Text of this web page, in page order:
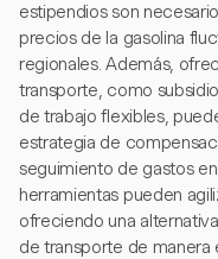
estipendios son
precios de la gasolina
regionales. Además,
transporte, como
de trabajo flexibles,
estrategia de
seguimiento de gastos
herramientas pueden
ofreciendo una
de transporte de manera